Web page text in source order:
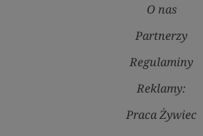
O nas
Partnerzy
Regulaminy
Reklamy:
Praca Żywiec